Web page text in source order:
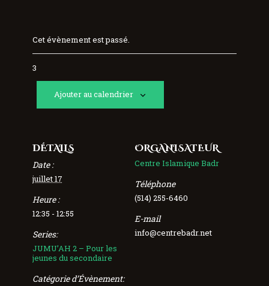
Cet évènement est passé.
3
Ajouter au calendrier
DÉTAILS
Date :
juillet 17
Heure :
12:35 - 12:55
Series:
JUMU’AH 2 – Pour les
jeunes du secondaire
Catégorie d’Évènement:
ORGANISATEUR
Centre Islamique Badr
Téléphone
(514) 255-6460
E-mail
info@centrebadr.net